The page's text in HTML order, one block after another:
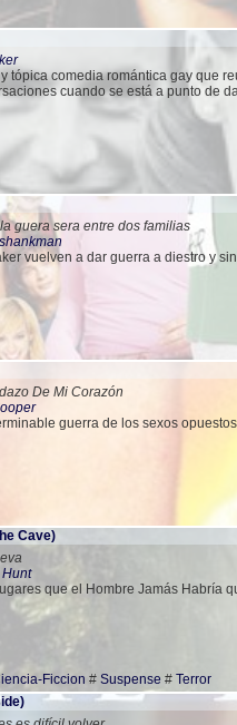
tópica comedia romántica gay que
cuando se está a punto de
guera sera entre dos familias
vuelven a dar guerra a diestro y
De Mi Corazón
guerra de los sexos
Cave)
que el Hombre Jamás Habría
Ficcion # Suspense # Terror